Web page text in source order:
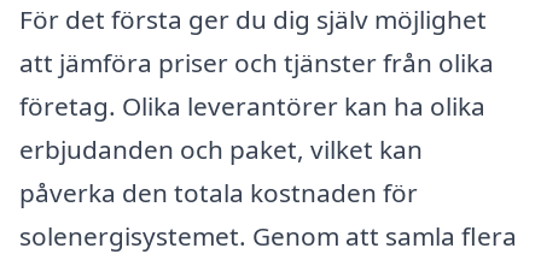
För det första ger du dig själv möjlighet
att jämföra priser och tjänster från olika
företag. Olika leverantörer kan ha olika
erbjudanden och paket, vilket kan
påverka den totala kostnaden för
solenergisystemet. Genom att samla flera